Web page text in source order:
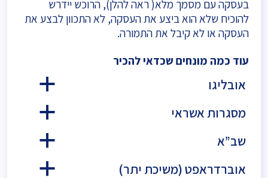
בעסקה עם מסמך מלא( ראה להלן), הרוכש יידרש
להוכיח שלא הוא ביצע את העסקה, לא התכוון לבצע את
העסקה או לא קיבל את התמורה.
עוד כמה מונחים שכדאי להכיר
a
אובליגו
a
מסגרות אשראי
a
שב”א
a
אוברדראפט (משיכת יתר)